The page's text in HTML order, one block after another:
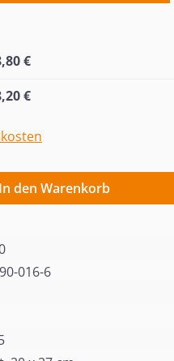
€
€
gewünschten
In den Warenkorb
016-6